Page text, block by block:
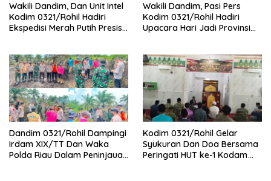
Wakili Dandim, Dan Unit Intel
Kodim 0321/Rohil Hadiri
Ekspedisi Merah Putih Presisi
Wakili Dandim, Pasi Pers
Kodim 0321/Rohil Hadiri
Upacara Hari Jadi Provinsi
Dandim 0321/Rohil Dampingi
Irdam XIX/TT Dan Waka
Polda Riau Dalam Peninjauan
Kodim 0321/Rohil Gelar
Syukuran Dan Doa Bersama
Peringati HUT ke-1 Kodam